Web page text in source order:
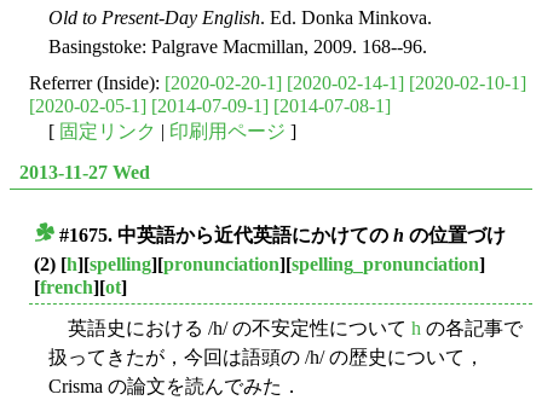
Old to Present-Day English. Ed. Donka Minkova.
Basingstoke: Palgrave Macmillan, 2009. 168--96.
Referrer (Inside): [2020-02-20-1] [2020-02-14-1] [2020-02-10-1]
[2020-02-05-1] [2014-07-09-1] [2014-07-08-1]
[ 固定リンク | 印刷用ページ ]
2013-11-27 Wed
#1675. 中英語から近代英語にかけての h の位置づけ
(2) [h][spelling][pronunciation][spelling_pronunciation]
[french][ot]
英語史における /h/ の不安定性について h の各記事で
扱ってきたが，今回は語頭の /h/ の歴史について，
Crisma の論文を読んでみた．